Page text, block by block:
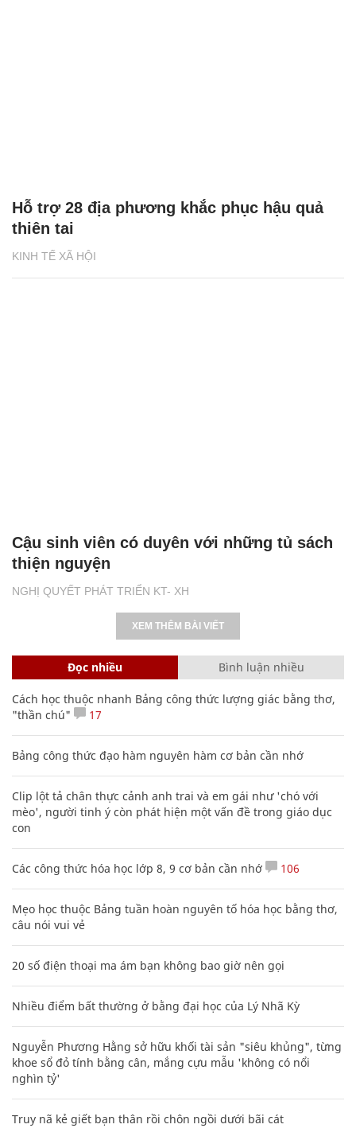
KINH TẾ XÃ HỘI
Hỗ trợ 28 địa phương khắc phục hậu quả
thiên tai
NGHỊ QUYẾT PHÁT TRIỂN KT- XH
Cậu sinh viên có duyên với những tủ sách
thiện nguyện
XEM THÊM BÀI VIẾT
Đọc nhiều Bình luận nhiều
Cách học thuộc nhanh Bảng công thức lượng giác bằng thơ,
"thần chú"
17
Bảng công thức đạo hàm nguyên hàm cơ bản cần nhớ
Clip lột tả chân thực cảnh anh trai và em gái như 'chó với
mèo', người tinh ý còn phát hiện một vấn đề trong giáo dục
con
Các công thức hóa học lớp 8, 9 cơ bản cần nhớ 106
Mẹo học thuộc Bảng tuần hoàn nguyên tố hóa học bằng thơ,
câu nói vui vẻ
20 số điện thoại ma ám bạn không bao giờ nên gọi
Nhiều điểm bất thường ở bằng đại học của Lý Nhã Kỳ
Nguyễn Phương Hằng sở hữu khối tài sản "siêu khủng", từng
khoe sổ đỏ tính bằng cân, mắng cựu mẫu 'không có nổi
nghìn tỷ'
Truy nã kẻ giết bạn thân rồi chôn ngồi dưới bãi cát